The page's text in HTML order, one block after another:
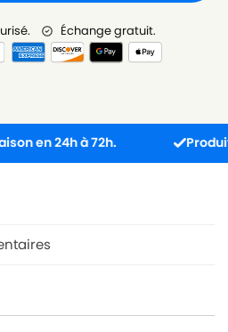
Échange gratuit.
en 24h à 72h. Produit